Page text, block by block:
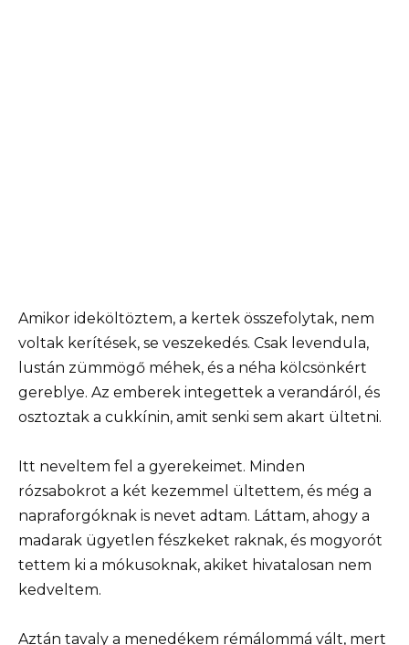
Amikor ideköltöztem, a kertek összefolytak, nem
voltak kerítések, se veszekedés. Csak levendula,
lustán zümmögő méhek, és a néha kölcsönkért
gereblye. Az emberek integettek a verandáról, és
osztoztak a cukkínin, amit senki sem akart ültetni.
Itt neveltem fel a gyerekeimet. Minden
rózsabokrot a két kezemmel ültettem, és még a
napraforgóknak is nevet adtam. Láttam, ahogy a
madarak ügyetlen fészkeket raknak, és mogyorót
tettem ki a mókusoknak, akiket hivatalosan nem
kedveltem.
Aztán tavaly a menedékem rémálommá vált, mert